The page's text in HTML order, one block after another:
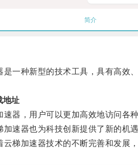
简介
种新型的技术工具，具有高效、
地址
，用户可以更加高效地访问各种
器也为科技创新提供了新的机遇
加速器技术的不断完善和发展，